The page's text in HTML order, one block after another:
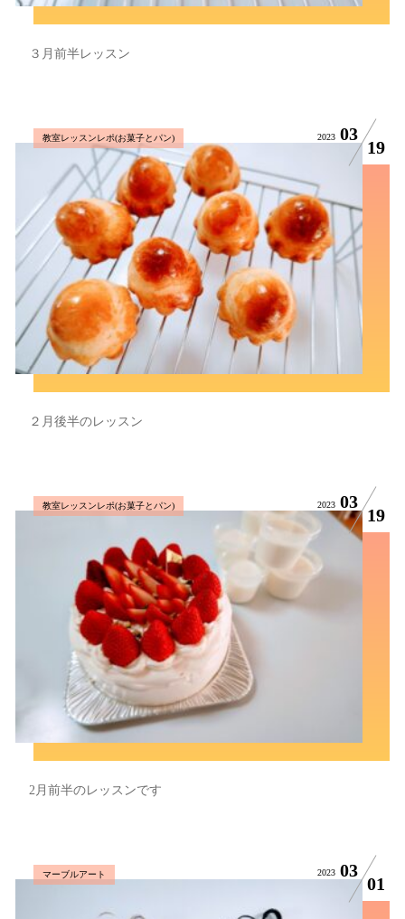
３月前半レッスン
教室レッスンレポ(お菓子とパン) 2023 03
19
２月後半のレッスン
教室レッスンレポ(お菓子とパン) 2023 03
19
2月前半のレッスンです
マーブルアート 2023 03
01